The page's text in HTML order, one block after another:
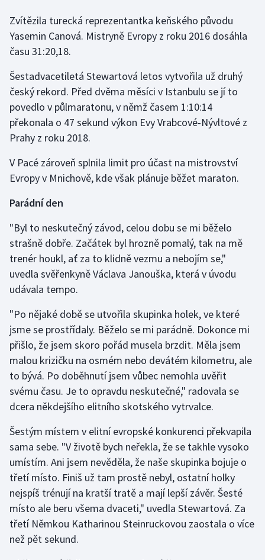
Gymnastika
Házená
Jezdectví
Krasobruslení
Lyže a snowboard
Moderní pětiboj
Motorsport
Olympijské hry
Parasport
Plavání
Plážový volejbal
Ragby
Rychlobruslení
Rychlostní kanoistika
Short track
Sportovní střelba
Stolní tenis
Zvítězila turecká reprezentantka keňského původu
Yasemin Canová. Mistryně Evropy z roku 2016 dosáhla
času 31:20,18.
Šestadvacetiletá Stewartová letos vytvořila už druhý
český rekord. Před dvěma měsíci v Istanbulu se jí to
povedlo v půlmaratonu, v němž časem 1:10:14
překonala o 47 sekund výkon Evy Vrabcové-Nývltové z
Prahy z roku 2018.
V Pacé zároveň splnila limit pro účast na mistrovství
Evropy v Mnichově, kde však plánuje běžet maraton.
Parádní den
"Byl to neskutečný závod, celou dobu se mi běželo
strašně dobře. Začátek byl hrozně pomalý, tak na mě
trenér houkl, ať za to klidně vezmu a nebojím se,"
uvedla svěřenkyně Václava Janouška, která v úvodu
udávala tempo.
"Po nějaké době se utvořila skupinka holek, ve které
jsme se prostřídaly. Běželo se mi parádně. Dokonce mi
přišlo, že jsem skoro pořád musela brzdit. Měla jsem
malou krizičku na osmém nebo devátém kilometru, ale
to bývá. Po doběhnutí jsem vůbec nemohla uvěřit
svému času. Je to opravdu neskutečné," radovala se
dcera někdejšího elitního skotského vytrvalce.
Šestým místem v elitní evropské konkurenci překvapila
sama sebe. "V životě bych neřekla, že se takhle vysoko
umístím. Ani jsem nevěděla, že naše skupinka bojuje o
třetí místo. Finiš už tam prostě nebyl, ostatní holky
nejspíš trénují na kratší tratě a mají lepší závěr. Šesté
místo ale beru všema dvaceti," uvedla Stewartová. Za
třetí Němkou Katharinou Steinruckovou zaostala o více
než pět sekund.